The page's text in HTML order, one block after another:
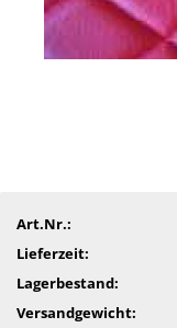
Art.Nr.:
Lieferzeit:
Lagerbestand:
Versandgewicht: